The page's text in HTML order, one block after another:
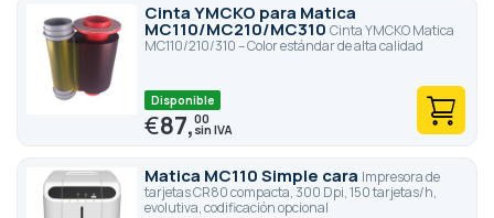
Cinta YMCKO para Matica
MC110/MC210/MC310 Cinta YMCKO Matica
MC110/210/310 – Color estándar de alta calidad
Disponible
€87,00
Matica MC110 Simple cara Impresora de
tarjetas CR80 compacta, 300 Dpi, 150 tarjetas/h,
evolutiva, codificación opcional